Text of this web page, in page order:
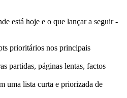
está hoje e o que lançar a seguir -
prioritários nos principais
partidas, páginas lentas, factos
uma lista curta e priorizada de